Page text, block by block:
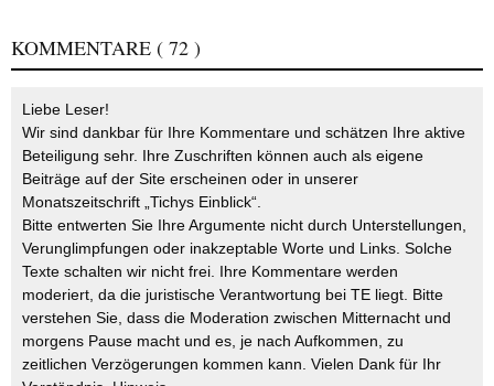
KOMMENTARE ( 72 )
Liebe Leser!
Wir sind dankbar für Ihre Kommentare und schätzen Ihre aktive
Beteiligung sehr. Ihre Zuschriften können auch als eigene
Beiträge auf der Site erscheinen oder in unserer
Monatszeitschrift „Tichys Einblick“.
Bitte entwerten Sie Ihre Argumente nicht durch Unterstellungen,
Verunglimpfungen oder inakzeptable Worte und Links. Solche
Texte schalten wir nicht frei. Ihre Kommentare werden
moderiert, da die juristische Verantwortung bei TE liegt. Bitte
verstehen Sie, dass die Moderation zwischen Mitternacht und
morgens Pause macht und es, je nach Aufkommen, zu
zeitlichen Verzögerungen kommen kann. Vielen Dank für Ihr